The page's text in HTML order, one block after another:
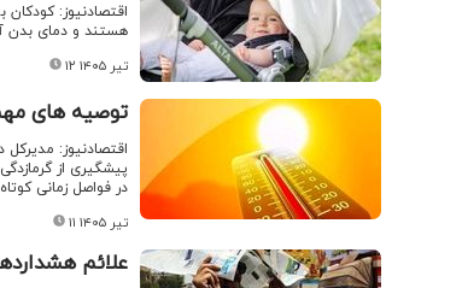
اقتصادنیوز:
هستند و دمای بدن
۱۲ تیر ۱۴۰۵
توصیه های
اقتصادنیوز:
پیشگیری از
در فواصل زمانی
۱۱ تیر ۱۴۰۵
علائم